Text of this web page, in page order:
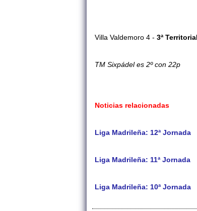
Villa Valdemoro 4 - 3ª
TM Sixpádel es 2º con 22p
Noticias relacionadas
Liga Madrileña: 12ª Jornada
Liga Madrileña: 11ª Jornada
Liga Madrileña: 10ª Jornada